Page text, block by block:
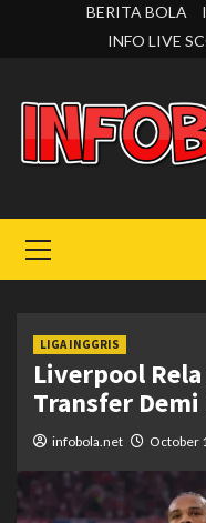
BERITA BOLA
INFO LIVE
Menu
LIGA INGGRIS
Liverpool
Transfer Demi
infobola.net October